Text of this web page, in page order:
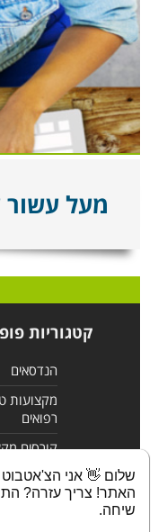
מעל עשור
קטגוריות
הנדסאים
מקצועות
רפואים
קורסים
לימודישלום 👋 אני
האתר! צריך עזרה?
שיחה.